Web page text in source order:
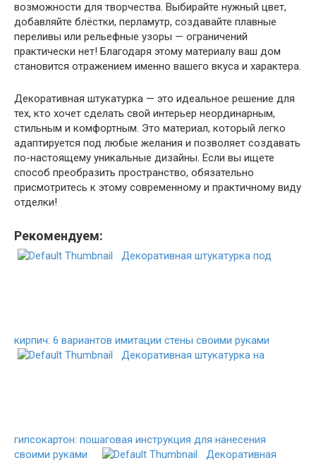
возможности для творчества. Выбирайте нужный цвет,
добавляйте блёстки, перламутр, создавайте плавные
переливы или рельефные узоры — ограничений
практически нет! Благодаря этому материалу ваш дом
становится отражением именно вашего вкуса и характера.
Декоративная штукатурка — это идеальное решение для
тех, кто хочет сделать свой интерьер неординарным,
стильным и комфортным. Это материал, который легко
адаптируется под любые желания и позволяет создавать
по-настоящему уникальные дизайны. Если вы ищете
способ преобразить пространство, обязательно
присмотритесь к этому современному и практичному виду
отделки!
Рекомендуем:
Декоративная штукатурка под
кирпич: 6 вариантов имитации стены своими руками
Декоративная штукатурка на
гипсокартон: пошаговая инструкция для нанесения
своими руками
Декоративная